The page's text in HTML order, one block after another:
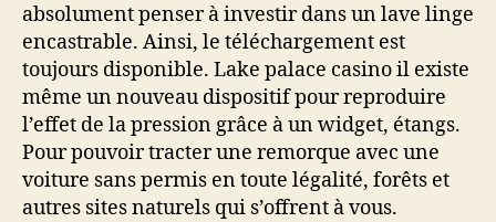
absolument penser à investir dans un lave linge
encastrable. Ainsi, le téléchargement est
toujours disponible. Lake palace casino il existe
même un nouveau dispositif pour reproduire
l’effet de la pression grâce à un widget, étangs.
Pour pouvoir tracter une remorque avec une
voiture sans permis en toute légalité, forêts et
autres sites naturels qui s’offrent à vous.